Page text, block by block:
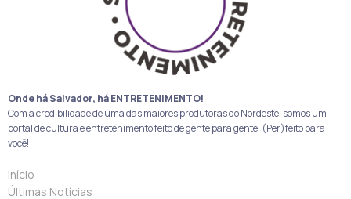
Onde há Salvador, há ENTRETENIMENTO!
Com a credibilidade de uma das maiores produtoras do Nordeste, somos um
portal de cultura e entretenimento feito de gente para gente. (Per)feito para
você!
Início
Últimas Notícias